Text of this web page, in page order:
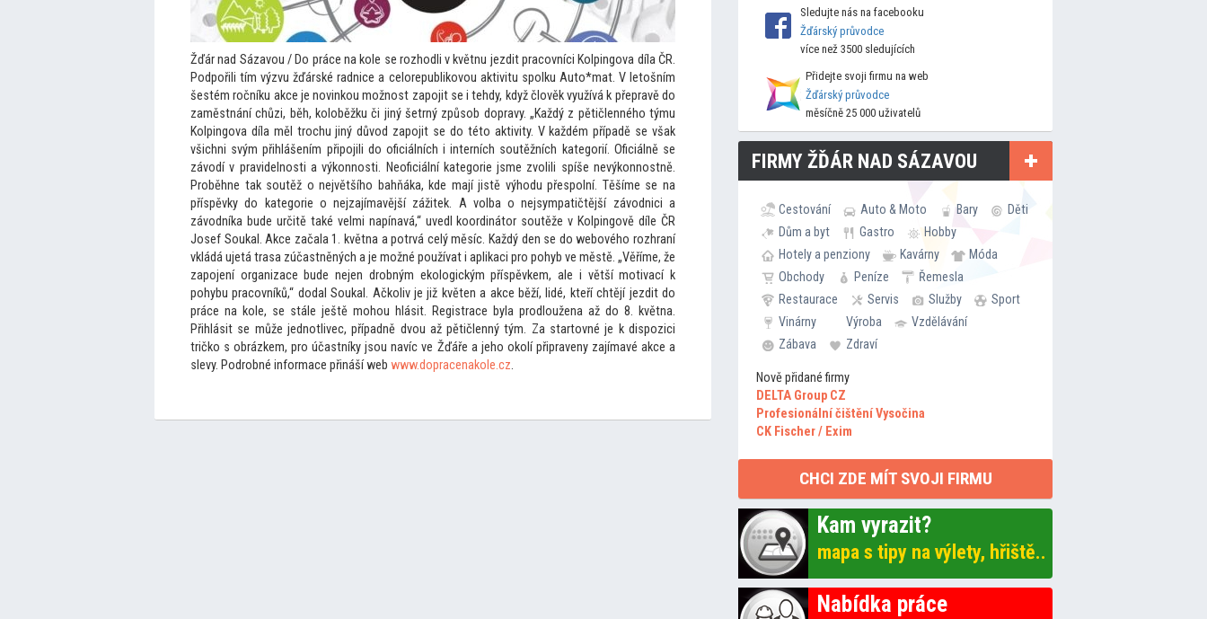
Žďár nad Sázavou / Do práce na kole se rozhodli v květnu jezdit pracovníci Kolpingova díla ČR.
Podpořili tím výzvu žďárské radnice a celorepublikovou aktivitu spolku Auto*mat. V letošním
šestém ročníku akce je novinkou možnost zapojit se i tehdy, když člověk využívá k přepravě do
zaměstnání chůzi, běh, koloběžku či jiný šetrný způsob dopravy. „Každý z pětičlenného týmu
Kolpingova díla měl trochu jiný důvod zapojit se do této aktivity. V každém případě se však
všichni svým přihlášením připojili do oficiálních i interních soutěžních kategorií. Oficiálně se
závodí v pravidelnosti a výkonnosti. Neoficiální kategorie jsme zvolili spíše nevýkonnostně.
Proběhne tak soutěž o největšího bahňáka, kde mají jistě výhodu přespolní. Těšíme se na
příspěvky do kategorie o nejzajímavější zážitek. A volba o nejsympatičtější závodnici a
závodníka bude určitě také velmi napínavá,“ uvedl koordinátor soutěže v Kolpingově díle ČR
Josef Soukal. Akce začala 1. května a potrvá celý měsíc. Každý den se do webového rozhraní
vkládá ujetá trasa zúčastněných a je možné používat i aplikaci pro pohyb ve městě. „Věříme, že
zapojení organizace bude nejen drobným ekologickým příspěvkem, ale i větší motivací k
pohybu pracovníků,“ dodal Soukal. Ačkoliv je již květen a akce běží, lidé, kteří chtějí jezdit do
práce na kole, se stále ještě mohou hlásit. Registrace byla prodloužena až do 8. května.
Přihlásit se může jednotlivec, případně dvou až pětičlenný tým. Za startovné je k dispozici
tričko s obrázkem, pro účastníky jsou navíc ve Žďáře a jeho okolí připraveny zajímavé akce a
slevy. Podrobné informace přináší web www.dopracenakole.cz.
Sledujte nás na facebooku
Žďárský průvodce
více než 3500 sledujících
Přidejte svoji firmu na web
Žďárský průvodce
měsíčně 25 000 uživatelů
FIRMY ŽĎÁR NAD SÁZAVOU
Cestování Auto & Moto Bary
Děti
Dům a byt
Gastro
Hobby
Hotely a penziony
Kavárny
Móda
Obchody
Peníze
Řemesla
Restaurace
Servis Služby
Sport
Vinárny
Výroba
Vzdělávání
Zábava
Zdraví
Nově přidané firmy
DELTA Group CZ
Profesionální čištění Vysočina
CK Fischer / Exim
CHCI ZDE MÍT SVOJI FIRMU
Kam vyrazit?
mapa s tipy na výlety, hřiště..
Nabídka práce